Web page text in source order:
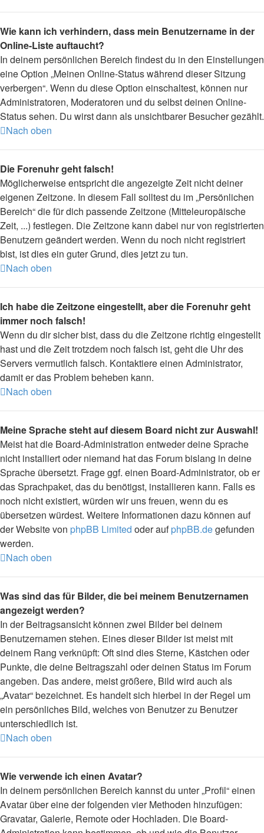
Wie kann ich verhindern, dass mein Benutzername in der
Online-Liste auftaucht?
In deinem persönlichen Bereich findest du in den Einstellungen
eine Option „Meinen Online-Status während dieser Sitzung
verbergen“. Wenn du diese Option einschaltest, können nur
Administratoren, Moderatoren und du selbst deinen Online-
Status sehen. Du wirst dann als unsichtbarer Besucher gezählt.
Nach oben
Die Forenuhr geht falsch!
Möglicherweise entspricht die angezeigte Zeit nicht deiner
eigenen Zeitzone. In diesem Fall solltest du im „Persönlichen
Bereich“ die für dich passende Zeitzone (Mitteleuropäische
Zeit, ...) festlegen. Die Zeitzone kann dabei nur von registrierten
Benutzern geändert werden. Wenn du noch nicht registriert
bist, ist dies ein guter Grund, dies jetzt zu tun.
Nach oben
Ich habe die Zeitzone eingestellt, aber die Forenuhr geht
immer noch falsch!
Wenn du dir sicher bist, dass du die Zeitzone richtig eingestellt
hast und die Zeit trotzdem noch falsch ist, geht die Uhr des
Servers vermutlich falsch. Kontaktiere einen Administrator,
damit er das Problem beheben kann.
Nach oben
Meine Sprache steht auf diesem Board nicht zur Auswahl!
Meist hat die Board-Administration entweder deine Sprache
nicht installiert oder niemand hat das Forum bislang in deine
Sprache übersetzt. Frage ggf. einen Board-Administrator, ob er
das Sprachpaket, das du benötigst, installieren kann. Falls es
noch nicht existiert, würden wir uns freuen, wenn du es
übersetzen würdest. Weitere Informationen dazu können auf
der Website von phpBB Limited oder aufphpBB.degefunden
werden.
Nach oben
Was sind das für Bilder, die bei meinem Benutzernamen
angezeigt werden?
In der Beitragsansicht können zwei Bilder bei deinem
Benutzernamen stehen. Eines dieser Bilder ist meist mit
deinem Rang verknüpft: Oft sind dies Sterne, Kästchen oder
Punkte, die deine Beitragszahl oder deinen Status im Forum
angeben. Das andere, meist größere, Bild wird auch als
„Avatar“ bezeichnet. Es handelt sich hierbei in der Regel um
ein persönliches Bild, welches von Benutzer zu Benutzer
unterschiedlich ist.
Nach oben
Wie verwende ich einen Avatar?
In deinem persönlichen Bereich kannst du unter „Profil“ einen
Avatar über eine der folgenden vier Methoden hinzufügen:
Gravatar, Galerie, Remote oder Hochladen. Die Board-